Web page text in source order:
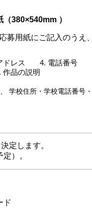
380×540mm ）
募用紙にご記入のうえ、
ドレス
電話番号
作品の説明
学校住所・学校電話番号・
定します。
）。
ド